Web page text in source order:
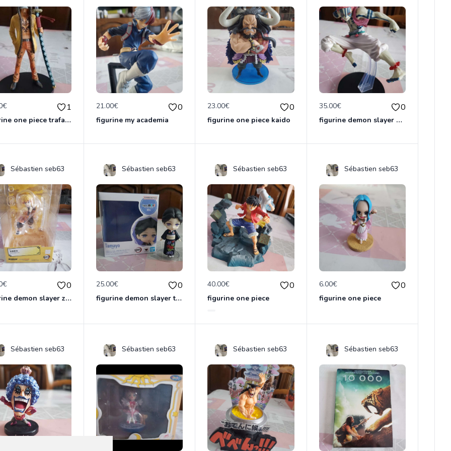
1
figurine one piece trafalga law officielle
21.00€ 0
figurine my academia
23.00€ 0
figurine one piece kaido
35.00€ 0
figurine demon slayer akaza officielle &ichiban
Sébastien seb63
0
figurine demon slayer zénith officielle
Sébastien seb63
25.00€ 0
figurine demon slayer tamayo
Sébastien seb63
40.00€ 0
figurine one piece
Sébastien seb63
6.00€ 0
figurine one piece
Sébastien seb63 Sébastien seb63 Sébastien seb63 Sébastien seb63